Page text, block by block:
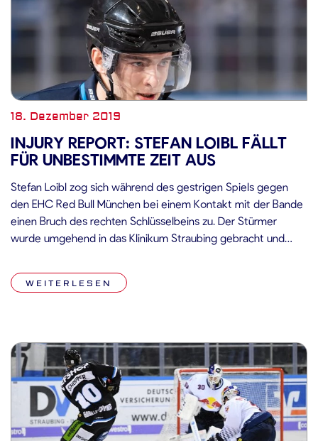
18. Dezember 2019
INJURY REPORT: STEFAN LOIBL FÄLLT
FÜR UNBESTIMMTE ZEIT AUS
Stefan Loibl zog sich während des gestrigen Spiels gegen
den EHC Red Bull München bei einem Kontakt mit der Bande
einen Bruch des rechten Schlüsselbeins zu. Der Stürmer
wurde umgehend in das Klinikum Straubing gebracht und
Über die Dauer des Heilungsverlaufs und zu einer Rückkehr
[…]WEITERLESEN